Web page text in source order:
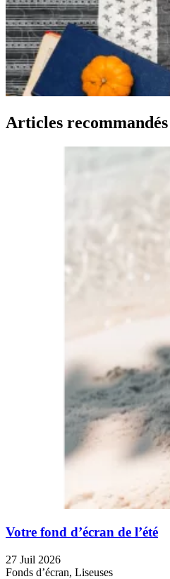
Articles recommandés
Votre fond d’écran de l’été
27 Juil 2026
Fonds d’écran, Liseuses